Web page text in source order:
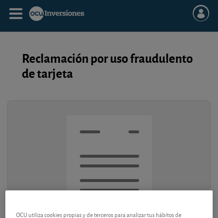
Reclamación por uso fraudulento
de tarjeta
OCU utiliza cookies propias y de terceros para analizar tus hábitos de